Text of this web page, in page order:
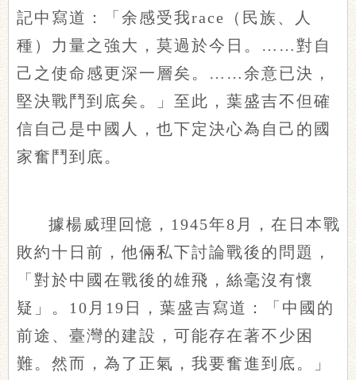
記中寫道：「余感受我race（民族、人
種）力量之強大，莫過於今日。……對自
己之使命感更深一層矣。……余意已決，
堅決戰鬥到底矣。」至此，葉盛吉不但確
信自己是中國人，也下定決心為自己的國
家奮鬥到底。
據楊威理回憶，1945年8月，在日本戰
敗約十日前，他倆私下討論戰後的問題，
「對於中國在戰後的雄飛，絲毫沒有懷
疑」。10月19日，葉盛吉寫道：「中國的
前途、臺灣的建設，可能存在著不少困
難。然而，為了正氣，我要奮進到底。」